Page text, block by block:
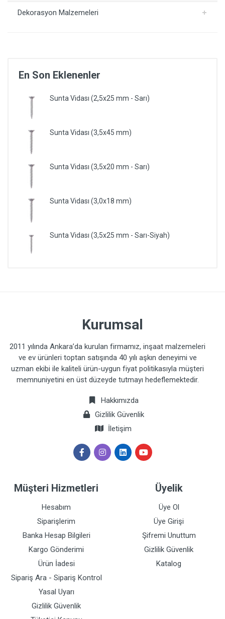
Dekorasyon Malzemeleri
En Son Eklenenler
Sunta Vidası (2,5x25 mm - Sarı)
Sunta Vidası (3,5x45 mm)
Sunta Vidası (3,5x20 mm - Sarı)
Sunta Vidası (3,0x18 mm)
Sunta Vidası (3,5x25 mm - Sarı-Siyah)
Kurumsal
2011 yılında Ankara’da kurulan firmamız, inşaat malzemeleri
ve ev ürünleri toptan satışında 40 yılı aşkın deneyimi ve
uzman ekibi ile kaliteli ürün-uygun fiyat politikasıyla müşteri
memnuniyetini en üst düzeyde tutmayı hedeflemektedir.
Hakkımızda
Gizlilik Güvenlik
İletişim
Müşteri Hizmetleri
Hesabım
Siparişlerim
Banka Hesap Bilgileri
Kargo Gönderimi
Ürün İadesi
Sipariş Ara - Sipariş Kontrol
Yasal Uyarı
Gizlilik Güvenlik
Üyelik
Üye Ol
Üye Girişi
Şifremi Unuttum
Gizlilik Güvenlik
Katalog